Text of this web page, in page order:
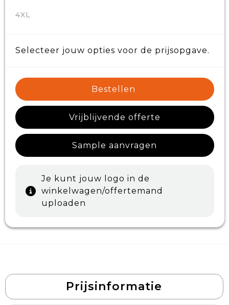
4XL
Selecteer jouw opties voor de prijsopgave.
Bestellen
Vrijblijvende offerte
Sample aanvragen
Je kunt jouw logo in de
winkelwagen/offertemand
uploaden
Prijsinformatie